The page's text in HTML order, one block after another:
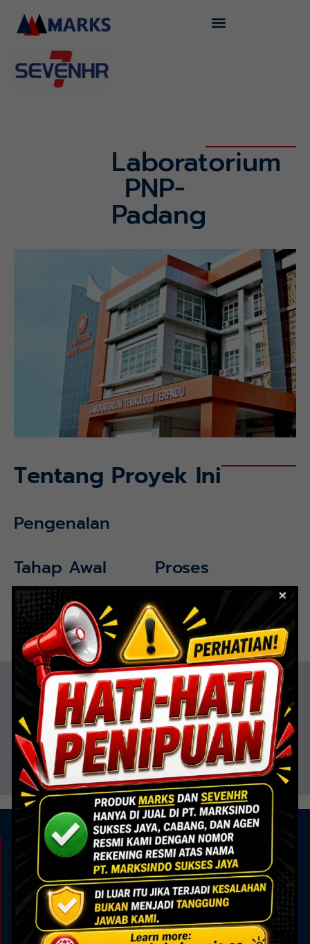
konten
Laboratorium
PNP-
Padang
Tentang Proyek Ini
Pengenalan
Tahap Awal
Proses
Hasil
Dokumentasi
KAMI ADA UNTUK ANDA
Showroom
Marks Building